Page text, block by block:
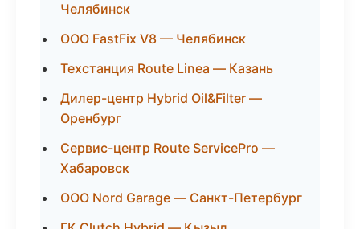
Челябинск
ООО FastFix V8 — Челябинск
Техстанция Route Linea — Казань
Дилер-центр Hybrid Oil&Filter —
Оренбург
Сервис-центр Route ServicePro —
Хабаровск
ООО Nord Garage — Санкт-Петербург